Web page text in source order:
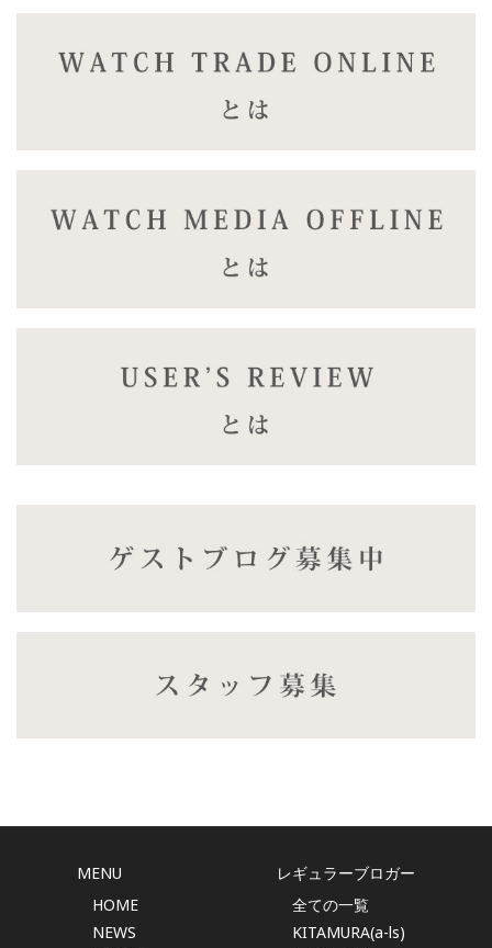
MENU
HOME
NEWS
レギュラーブロガー
全ての一覧
KITAMURA(a-ls)